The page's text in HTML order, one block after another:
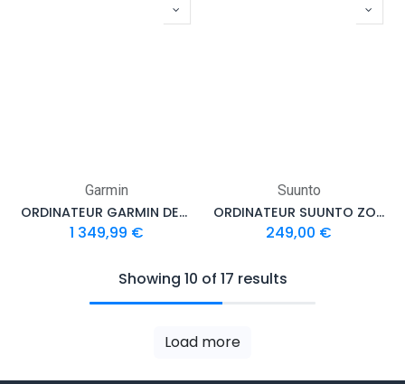
Garmin
ORDINATEUR GARMIN DESCENT MK3I 43 mm
1 349,99 €
Suunto
ORDINATEUR SUUNTO ZOOP NOVO
249,00 €
Showing 10 of 17 results
Load more